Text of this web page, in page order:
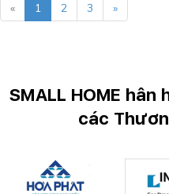
« 1 2 3 »
SMALL HOME
các